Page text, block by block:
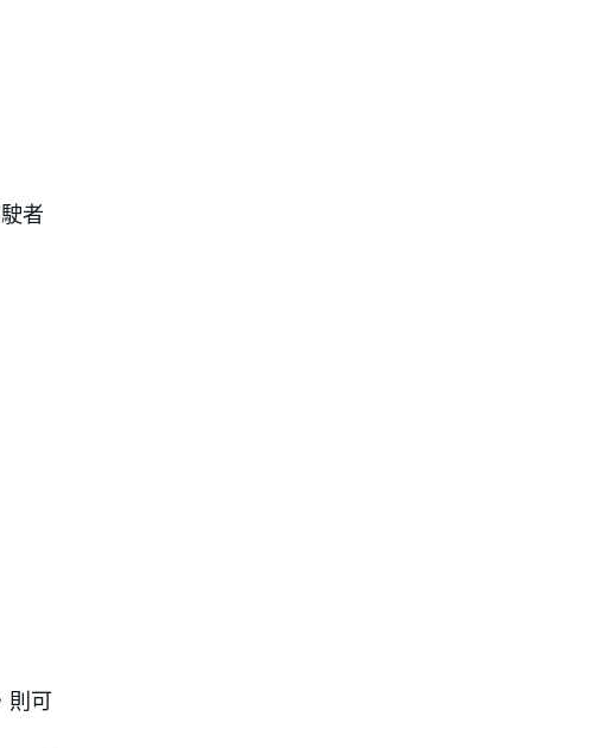
者
則可